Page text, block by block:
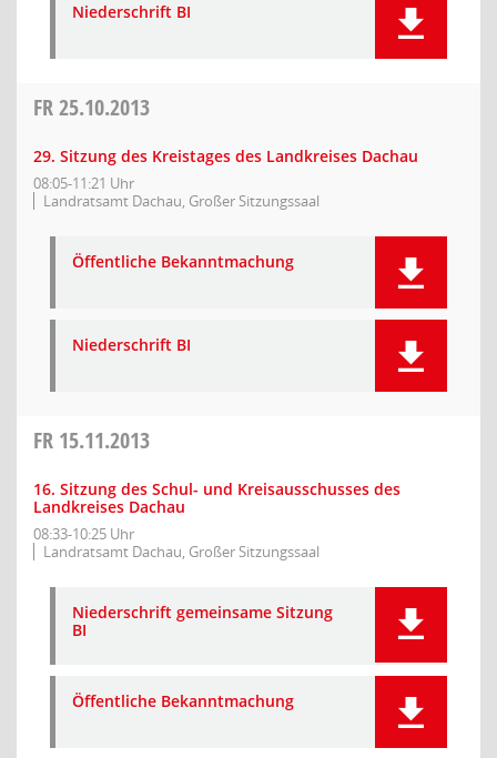
Niederschrift BI
FR25.10.2013
29. Sitzung des Kreistages des Landkreises Dachau
08:05-11:21 Uhr
Landratsamt Dachau, Großer Sitzungssaal
Öffentliche Bekanntmachung
Niederschrift BI
FR 15.11.2013
16. Sitzung des Schul- und Kreisausschusses des
Landkreises Dachau
08:33-10:25 Uhr
Landratsamt Dachau, Großer Sitzungssaal
Niederschrift gemeinsame Sitzung
BI
Öffentliche Bekanntmachung